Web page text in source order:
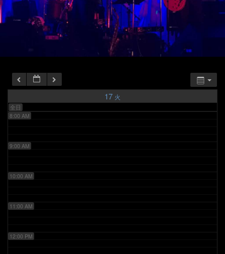
17 火
全日
5:00 AM
6:00 AM
7:00 AM
8:00 AM
9:00 AM
10:00 AM
11:00 AM
12:00 PM